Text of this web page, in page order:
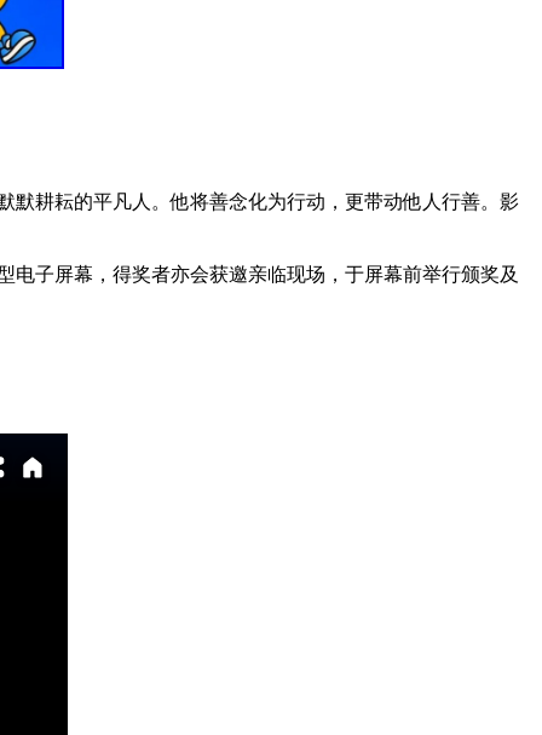
耕耘的平凡人。他将善念化为行动，更带动他人行善。影
子屏幕，得奖者亦会获邀亲临现场，于屏幕前举行颁奖及